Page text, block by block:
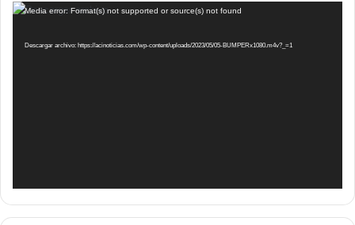
Reproductor
vídeo
Media error: Format(s) not supported or source(s) not found
Descargar archivo: https://acinoticias.com/wp-content/uploads/2023/05/05-BUMPERx1080.m4v?_=1